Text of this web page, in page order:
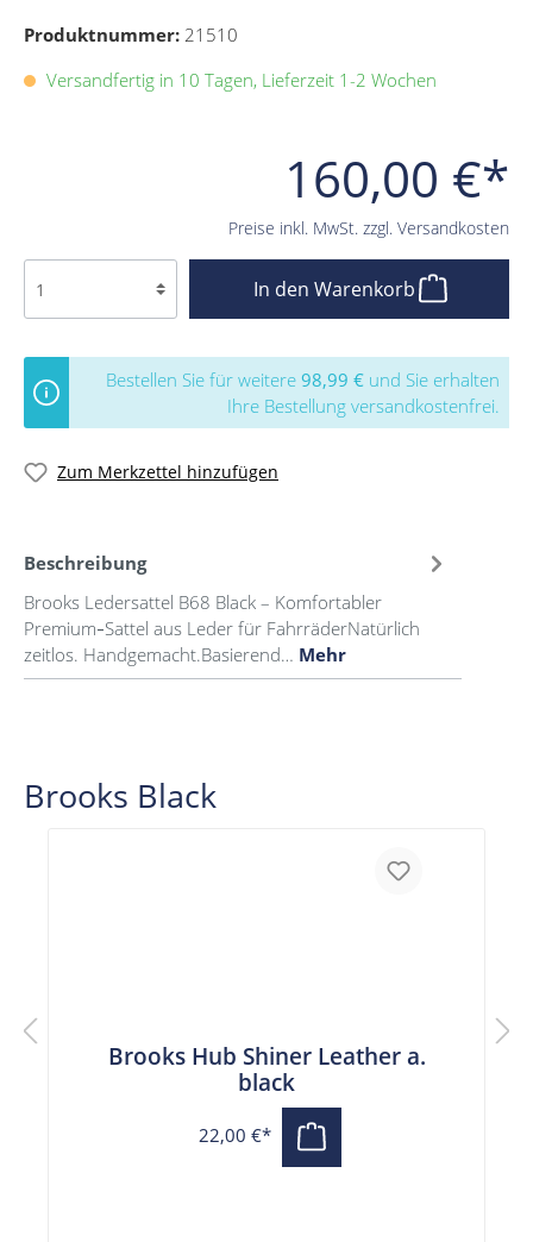
Produktnummer: 21510
160,00 €*
Preise inkl. MwSt. zzgl. Versandkosten
Versandfertig in 10 Tagen, Lieferzeit 1-2 Wochen
In den Warenkorb
Bestellen Sie für weitere 98,99 € und Sie erhalten
Ihre Bestellung versandkostenfrei.
Zum Merkzettel hinzufügen
Beschreibung
Brooks Ledersattel B68 Black – Komfortabler
Premium‑Sattel aus Leder für FahrräderNatürlich
zeitlos. Handgemacht.Basierend… Mehr
Brooks Black
Brooks Hub Shiner Leather a.
black
22,00 €*